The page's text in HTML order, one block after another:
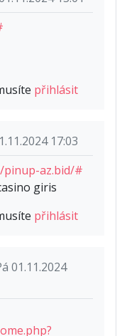
přihlásit
17:03
az.bid/#
giris
přihlásit
01.11.2024